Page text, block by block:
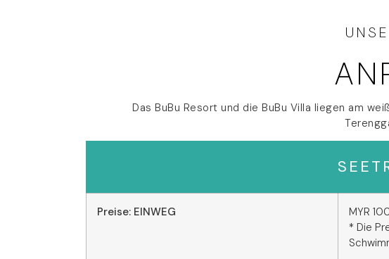
Das BuBu Resort und die BuBu Villa liegen am
Preise: EINWEG
MYR
* Die